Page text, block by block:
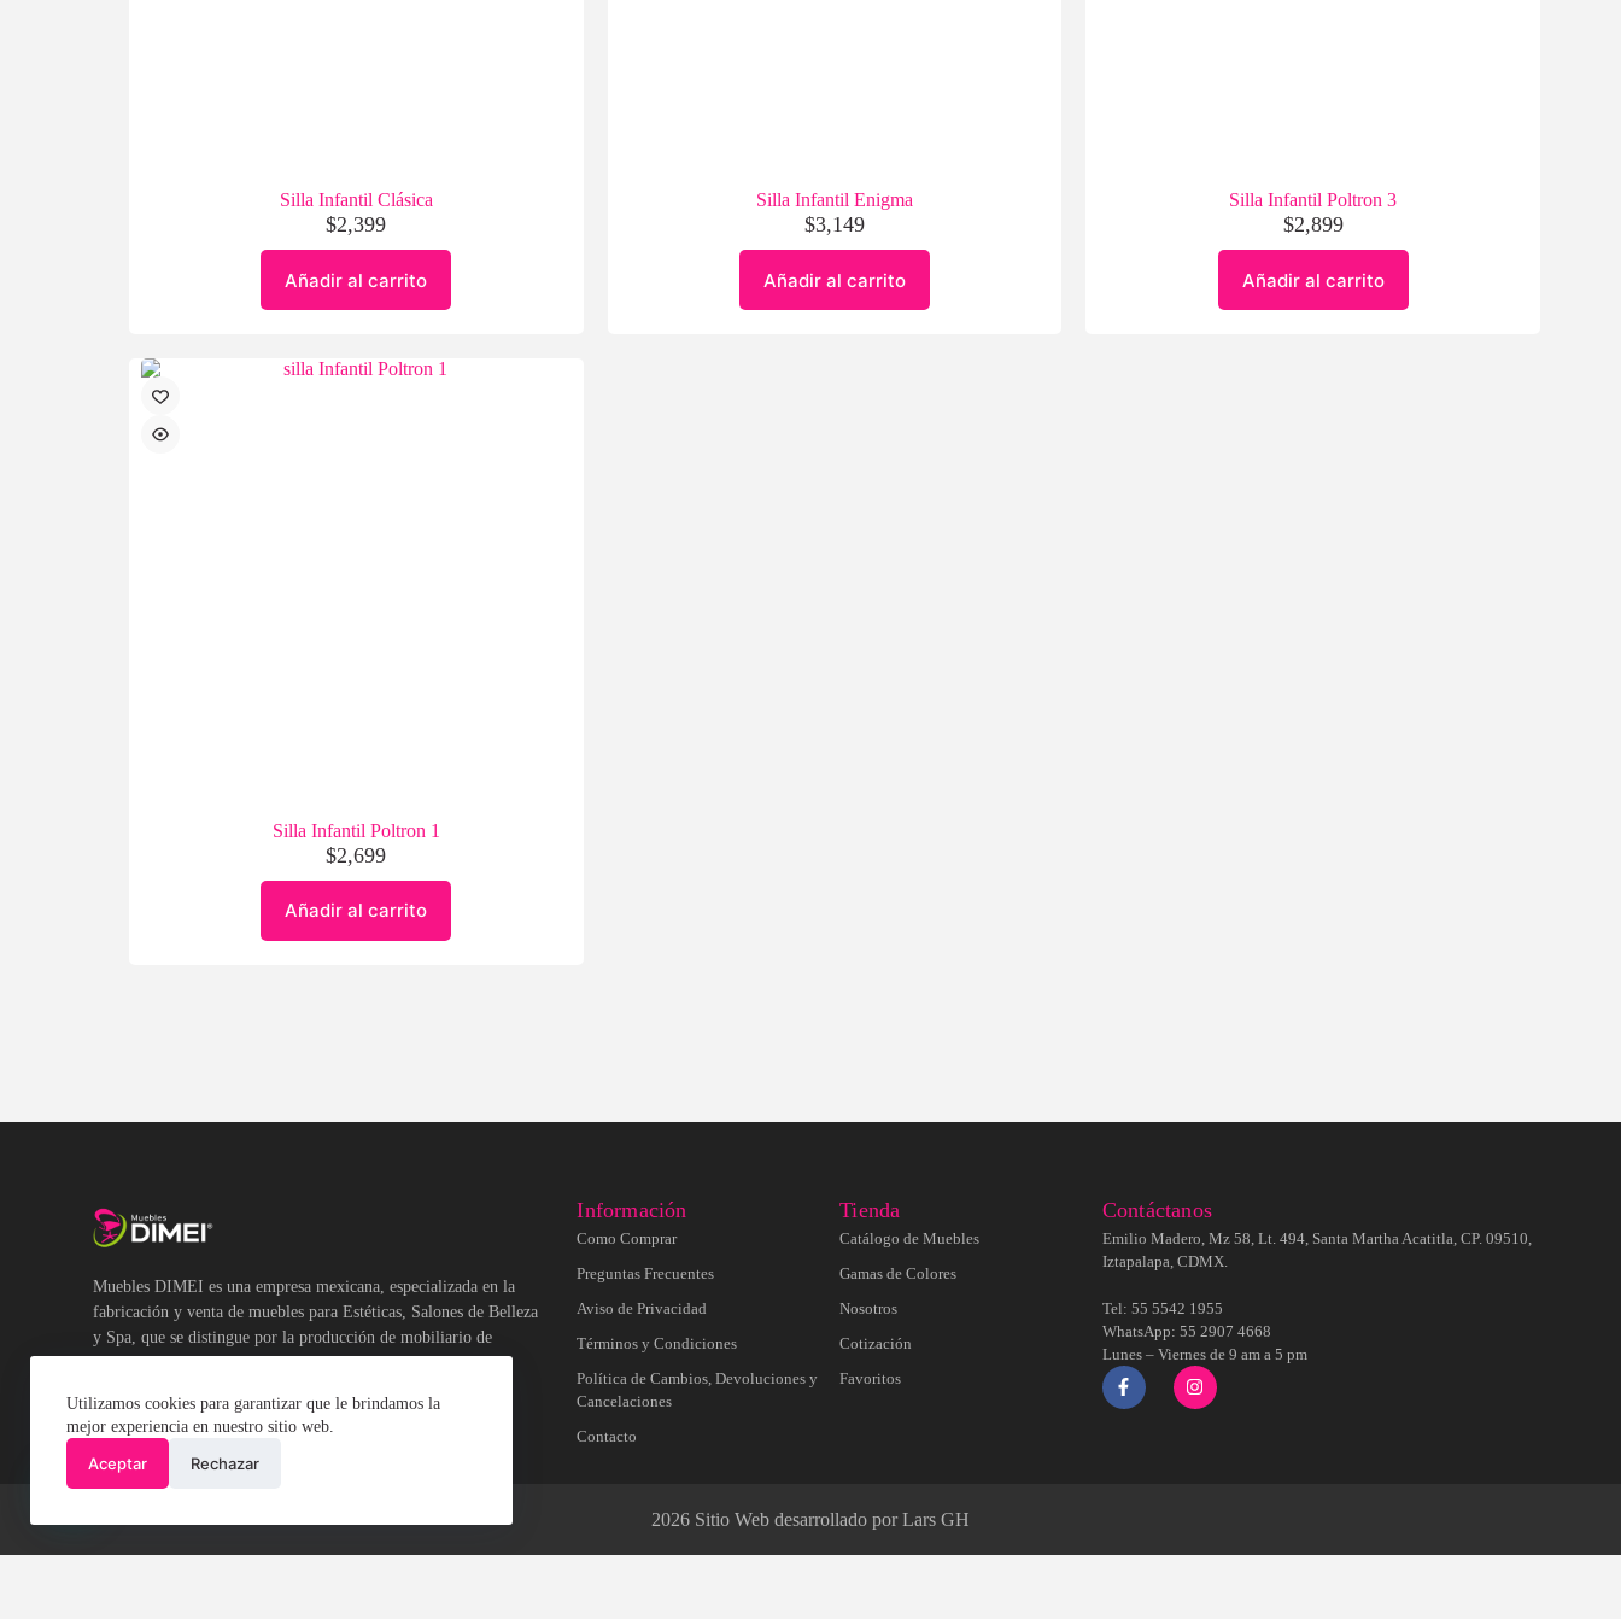
Utilizamos cookies para garantizar que le brindamos la
mejor experiencia en nuestro sitio web.
Aceptar Rechazar
Silla Infantil Clásica
$2,399
Añadir al carrito
Silla Infantil Enigma
$3,149
Añadir al carrito
Silla Infantil Poltron 3
$2,899
Añadir al carrito
Silla Infantil Poltron 1
$2,699
Añadir al carrito
Muebles DIMEI es una empresa mexicana, especializada en la
fabricación y venta de muebles para Estéticas, Salones de Belleza
y Spa, que se distingue por la producción de mobiliario de
Información
Como Comprar
Preguntas Frecuentes
Aviso de Privacidad
Términos y Condiciones
Política de Cambios, Devoluciones y
Cancelaciones
Contacto
Tienda
Catálogo de Muebles
Gamas de Colores
Nosotros
Cotización
Favoritos
Contáctanos
Emilio Madero, Mz 58, Lt. 494, Santa Martha Acatitla, CP. 09510,
Iztapalapa, CDMX.
Tel: 55 5542 1955
WhatsApp: 55 2907 4668
Lunes – Viernes de 9 am a 5 pm
2026 Sitio Web desarrollado por Lars GH
💬 ¿Necesitas ayuda?